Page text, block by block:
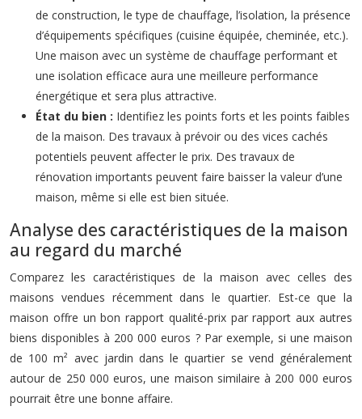
de construction, le type de chauffage, l’isolation, la présence
d’équipements spécifiques (cuisine équipée, cheminée, etc.).
Une maison avec un système de chauffage performant et
une isolation efficace aura une meilleure performance
énergétique et sera plus attractive.
État du bien : Identifiez les points forts et les points faibles
de la maison. Des travaux à prévoir ou des vices cachés
potentiels peuvent affecter le prix. Des travaux de
rénovation importants peuvent faire baisser la valeur d’une
maison, même si elle est bien située.
Analyse des caractéristiques de la maison
au regard du marché
Comparez les caractéristiques de la maison avec celles des
maisons vendues récemment dans le quartier. Est-ce que la
maison offre un bon rapport qualité-prix par rapport aux autres
biens disponibles à 200 000 euros ? Par exemple, si une maison
de 100 m² avec jardin dans le quartier se vend généralement
autour de 250 000 euros, une maison similaire à 200 000 euros
pourrait être une bonne affaire.